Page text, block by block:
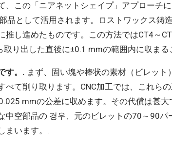
、この「ニアネットシェイプ」アプローチ
品として活用されます。ロストワックス鋳
推し進めたものです。この方法ではCT4～
取り出した直後に±0.1 mmの範囲内に収まる
す。. まず、固い塊や棒状の素材（ビレッ
べて削り取ります。CNC加工では、これら
mmの公差に収めます。その代償は甚
中空部品の 경우、元のビレットの70～90
まいます。.